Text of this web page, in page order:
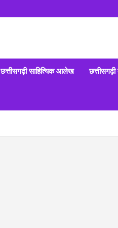
छत्तीसगढ़ी साहित्यिक आलेख